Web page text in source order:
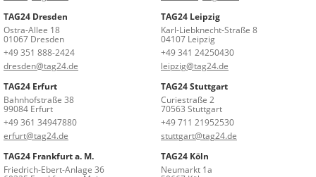
TAG24 Dresden
Ostra-Allee 18
01067 Dresden
+49 351 888-2424
dresden@tag24.de
TAG24 Leipzig
Karl-Liebknecht-Straße 8
04107 Leipzig
+49 341 24250430
leipzig@tag24.de
TAG24 Erfurt
Bahnhofstraße 38
99084 Erfurt
+49 361 34947880
erfurt@tag24.de
TAG24 Stuttgart
Curiestraße 2
70563 Stuttgart
+49 711 21952530
stuttgart@tag24.de
TAG24 Frankfurt a. M.
Friedrich-Ebert-Anlage 36
TAG24 Köln
Neumarkt 1a